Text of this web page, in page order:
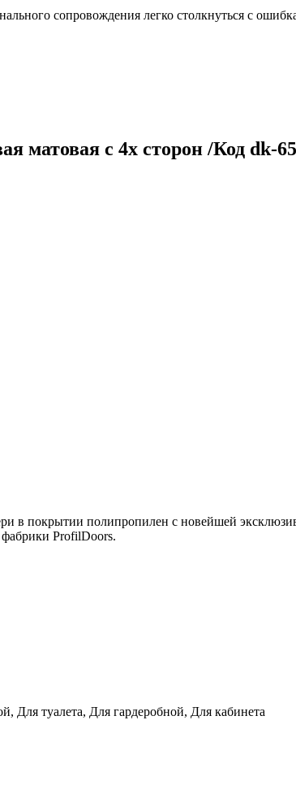
сопровождения легко столкнуться с
матовая с 4х сторон /Код dk-
в покрытии полипропилен с новейшей
ProfilDoors.
Для туалета, Для гардеробной, Для кабинета